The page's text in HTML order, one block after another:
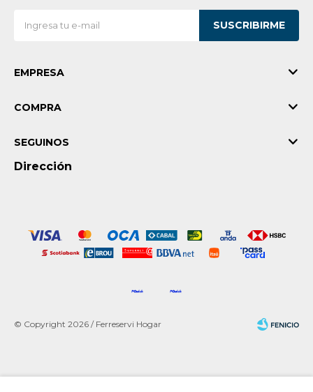
SUSCRIBIRME
EMPRESA
COMPRA
Dirección
SEGUINOS
© Copyright 2026 / Ferreservi Hogar